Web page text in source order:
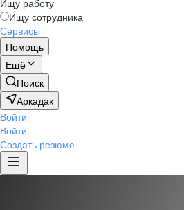
Ищу работу
Ищу сотрудника
Сервисы
Помощь
Ещё
Поиск
Аркадак
Войти
Войти
Создать резюме